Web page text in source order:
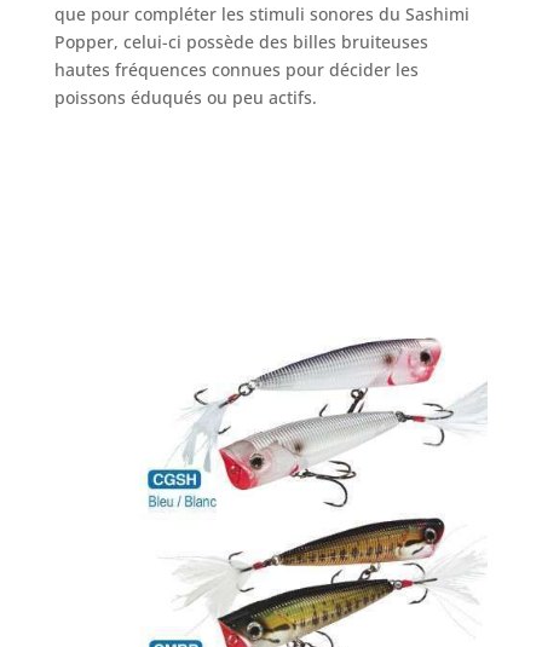
que pour compléter les stimuli sonores du Sashimi
Popper, celui-ci possède des billes bruiteuses
hautes fréquences connues pour décider les
poissons éduqués ou peu actifs.